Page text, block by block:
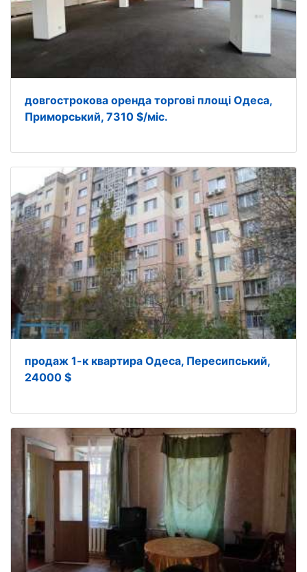
довгострокова оренда торгові площі Одеса,
Приморський, 7310 $/міс.
продаж 1-к квартира Одеса, Пересипський,
24000 $